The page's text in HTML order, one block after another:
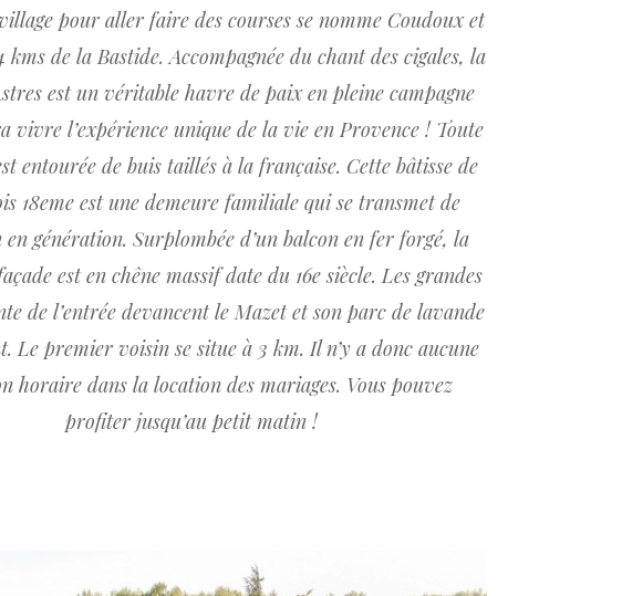
pour aller faire des courses se nomme Coudoux et
kms de la Bastide. Accompagnée du chant des cigales, la
est un véritable havre de paix en pleine campagne
vivre l’expérience unique de la vie en Provence ! Toute
entourée de buis taillés à la française. Cette bâtisse de
18eme est une demeure familiale qui se transmet de
en génération. Surplombée d’un balcon en fer forgé, la
est en chêne massif date du 16e siècle. Les grandes
de l’entrée devancent le Mazet et son parc de lavande
Le premier voisin se situe à 3 km. Il n’y a donc aucune
horaire dans la location des mariages. Vous pouvez
profiter jusqu’au petit matin !